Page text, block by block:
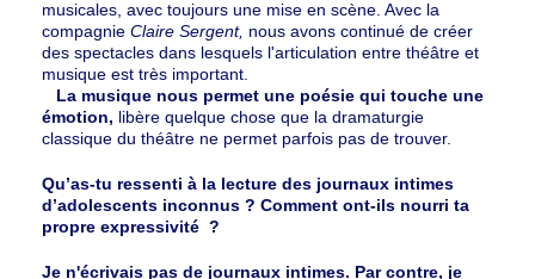
musicales, avec toujours une mise en scène. Avec la
compagnie Claire Sergent, nous avons continué de créer
des spectacles dans lesquels l'articulation entre théâtre et
musique est très important.
La musique nous permet une poésie qui touche une
émotion, libère quelque chose que la dramaturgie
classique du théâtre ne permet parfois pas de trouver.
Qu’as-tu ressenti à la lecture des journaux intimes
d’adolescents inconnus ? Comment ont-ils nourri ta
propre expressivité ?
Je n'écrivais pas de journaux intimes. Par contre, je